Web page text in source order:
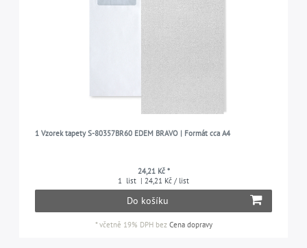
1 Vzorek tapety S-80357BR60 EDEM BRAVO | Formát cca A4
24,21 Kč *
1 list | 24,21 Kč / list
Do košíku
*včetně 19% DPHbez Cena dopravy